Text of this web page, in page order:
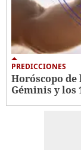
PREDICCIONES
Horóscopo
Géminis y los